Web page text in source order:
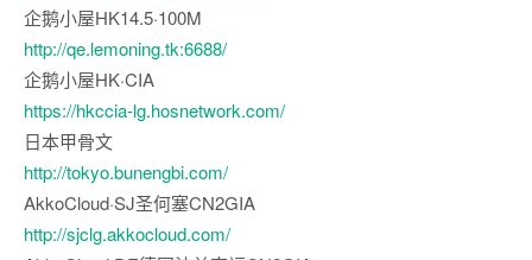
企鹅小屋HK14.5·100M
http://qe.lemoning.tk:6688/
企鹅小屋HK·CIA
https://hkccia-lg.hosnetwork.com/
日本甲骨文
http://tokyo.bunengbi.com/
AkkoCloud·SJ圣何塞CN2GIA
http://sjclg.akkocloud.com/